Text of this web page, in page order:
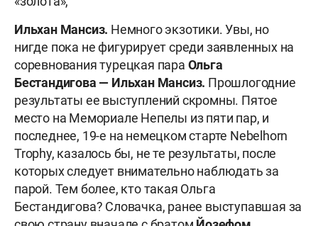
Ильхан Мансиз. Немного экзотики. Увы, но
нигде пока не фигурирует среди заявленных на
соревнования турецкая пара Ольга
Бестандигова — Ильхан Мансиз. Прошлогодние
результаты ее выступлений скромны. Пятое
место на Мемориале Непелы из пяти пар, и
последнее, 19-е на немецком старте Nebelhorn
Trophy, казалось бы, не те результаты, после
которых следует внимательно наблюдать за
парой. Тем более, кто такая Ольга
Бестандигова? Словачка, ранее выступавшая за